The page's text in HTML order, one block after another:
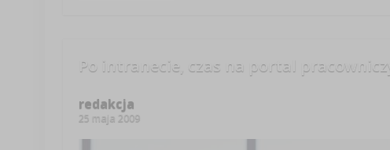
Po intranecie, czas na portal pracowniczy
redakcja
25 maja 2009